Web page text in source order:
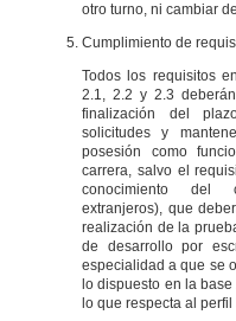
otro turno, ni cambiar
Cumplimiento de
Todos los requisitos
2.1, 2.2 y 2.3
finalización del
solicitudes y
posesión como
carrera, salvo el
conocimiento del
extranjeros), que
realización de la
de desarrollo por
especialidad a que se
lo dispuesto en la base
lo que respecta al